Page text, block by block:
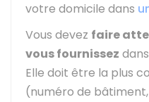
votre domicile dans
Vous devez faire
vous fournissez
Elle doit être la plus
(numéro de